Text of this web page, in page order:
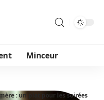
Minceur
: un plat pour les soirées